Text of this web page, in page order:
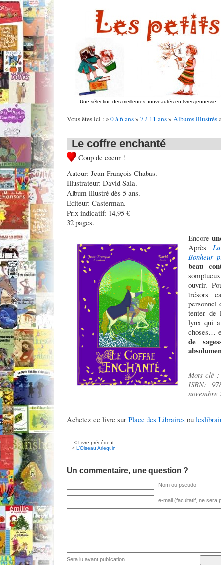
Une sélection des meilleures nouveautés en livres jeunesse -
Vous êtes ici : » 0 à 6 ans» 7 à 11 ans» Albums illustrés
Le coffre enchanté
Coup de coeur !
Auteur: Jean-François Chabas.
Illustrateur: David Sala.
Album illustré dès 5 ans.
Editeur: Casterman.
Prix indicatif: 14,95 €
32 pages.
Encore
Après
Bonheur
beau
ouvrir.
trésors
personnel
tenter de
lynx qui
choses…
de
Mots-clé :
ISBN:
novembre
Achetez ce livre sur Place des Libraires ou
< Livre précédent
« L’Oiseau Arlequin
Un commentaire, une question ?
Nom ou pseudo
e-mail (facultatif, ne sera
Sera lu avant publication